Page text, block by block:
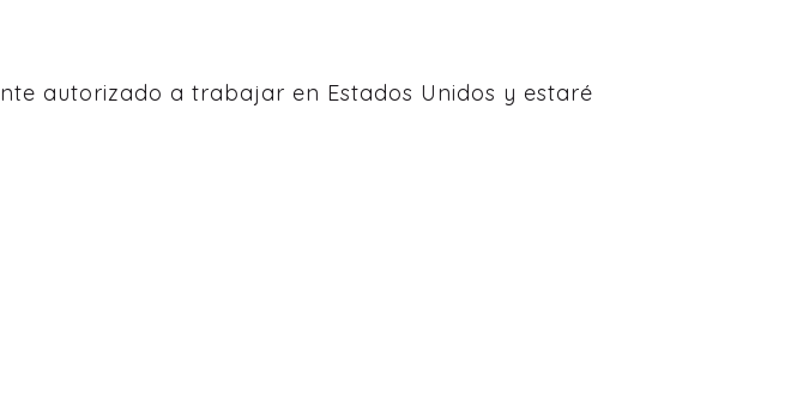
autorizado a trabajar en Estados Unidos y estaré